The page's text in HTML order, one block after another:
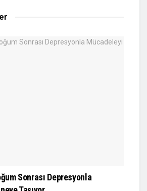
Sonrası Depresyonla